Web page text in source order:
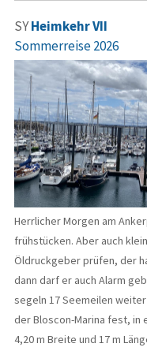
SYHeimkehr VII
Sommerreise 2026
Herrlicher Morgen am
frühstücken. Aber auch
Öldruckgeber prüfen, der
dann darf er auch Alarm
segeln 17 Seemeilen
der Bloscon-Marina fest, in
4,20 m Breite und 17 m